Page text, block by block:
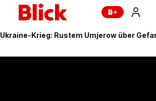
Ukraine-Krieg: Rustem Umjerow über